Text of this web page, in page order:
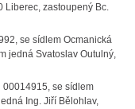
Liberec, zastoupený Bc.
se sídlem Ocmanická
jedná Svatoslav Outulný,
00014915, se sídlem
Ing. Jiří Bělohlav,